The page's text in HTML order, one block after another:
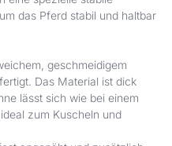
das Pferd stabil und haltbar
geschmeidigem
Das Material ist dick
lässt sich wie bei einem
zum Kuscheln und